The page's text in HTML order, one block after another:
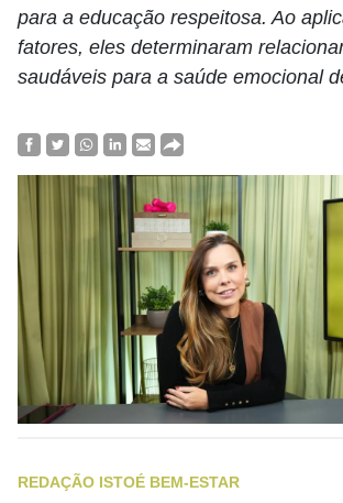
para a educação respeitosa. Ao
fatores, eles determinaram
saudáveis ​​para a saúde emocional
REDAÇÃO ISTOÉ BEM-ESTAR